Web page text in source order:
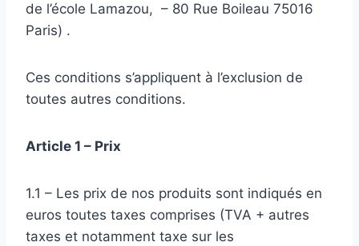
de l’école Lamazou, – 80 Rue Boileau 75016
Paris) .
Ces conditions s’appliquent à l’exclusion de
toutes autres conditions.
Article 1 – Prix
1.1 – Les prix de nos produits sont indiqués en
euros toutes taxes comprises (TVA + autres
taxes et notamment taxe sur les